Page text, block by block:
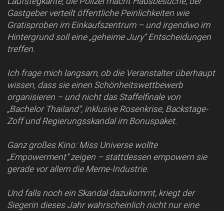
Gastgeber verteilt öffentliche Peinlichkeiten wie
Gratisproben im Einkaufszentrum – und irgendwo im
Hintergrund soll eine „geheime Jury“ Entscheidungen
treffen.
Ich frage mich langsam, ob die Veranstalter überhaupt
wissen, dass sie einen Schönheitswettbewerb
organisieren – und nicht das Staffelfinale von
„Bachelor Thailand“, inklusive Rosenkrise, Backstage-
Zoff und Regierungsskandal im Bonuspaket.
Ganz großes Kino: Miss Universe wollte
„Empowerment“ zeigen – stattdessen empowern sie
gerade vor allem die Meme-Industrie.
Und falls noch ein Skandal dazukommt, kriegt der
Siegerin dieses Jahr wahrscheinlich nicht nur eine